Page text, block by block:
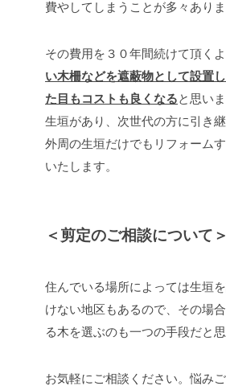
費やしてしまうことが多々ありま
その費用を３０年間続けて頂く
い木柵などを遮蔽物として設置
た目もコストも良くなると思いま
生垣があり、次世代の方に引き
外周の生垣だけでもリフォーム
いたします。
＜剪定のご相談について＞
住んでいる場所によっては生垣
けない地区もあるので、その場
る木を選ぶのも一つの手段だと思
お気軽にご相談ください。悩み